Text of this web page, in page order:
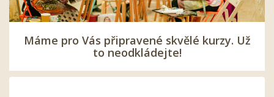
Máme pro Vás připravené skvělé kurzy. Už
to neodkládejte!